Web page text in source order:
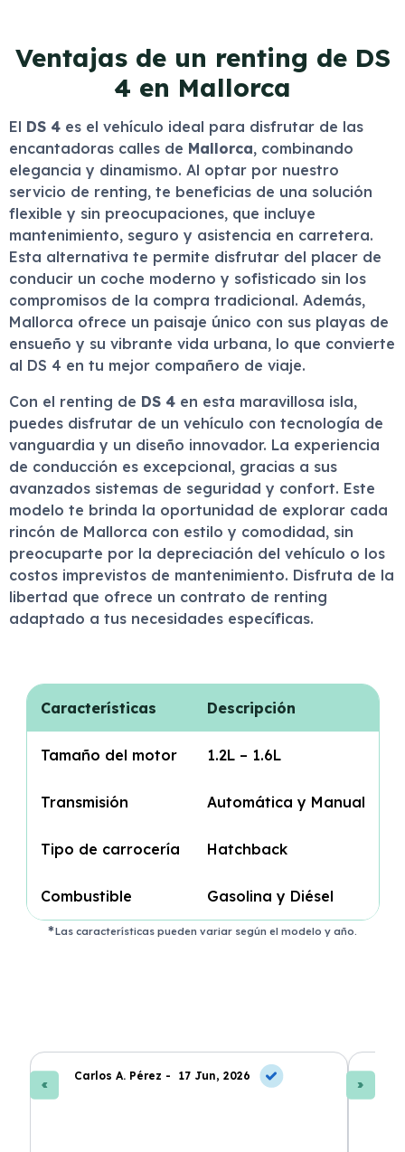
Ventajas de un renting de DS
4 en Mallorca
El DS 4 es el vehículo ideal para disfrutar de las
encantadoras calles de Mallorca, combinando
elegancia y dinamismo. Al optar por nuestro
servicio de renting, te beneficias de una solución
flexible y sin preocupaciones, que incluye
mantenimiento, seguro y asistencia en carretera.
Esta alternativa te permite disfrutar del placer de
conducir un coche moderno y sofisticado sin los
compromisos de la compra tradicional. Además,
Mallorca ofrece un paisaje único con sus playas de
ensueño y su vibrante vida urbana, lo que convierte
al DS 4 en tu mejor compañero de viaje.
Con el renting de DS 4 en esta maravillosa isla,
puedes disfrutar de un vehículo con tecnología de
vanguardia y un diseño innovador. La experiencia
de conducción es excepcional, gracias a sus
avanzados sistemas de seguridad y confort. Este
modelo te brinda la oportunidad de explorar cada
rincón de Mallorca con estilo y comodidad, sin
preocuparte por la depreciación del vehículo o los
costos imprevistos de mantenimiento. Disfruta de la
libertad que ofrece un contrato de renting
adaptado a tus necesidades específicas.
Características Descripción
Tamaño del motor 1.2L – 1.6L
Transmisión Automática y Manual
Tipo de carrocería Hatchback
Combustible Gasolina y Diésel
Las características pueden variar según el modelo y año.
Carlos A. Pérez - 17 Jun, 2026